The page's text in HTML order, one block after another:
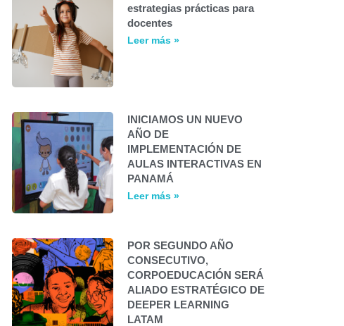
estrategias prácticas para
docentes
Leer más »
INICIAMOS UN NUEVO
AÑO DE
IMPLEMENTACIÓN DE
AULAS INTERACTIVAS EN
PANAMÁ
Leer más »
POR SEGUNDO AÑO
CONSECUTIVO,
CORPOEDUCACIÓN SERÁ
ALIADO ESTRATÉGICO DE
DEEPER LEARNING
LATAM